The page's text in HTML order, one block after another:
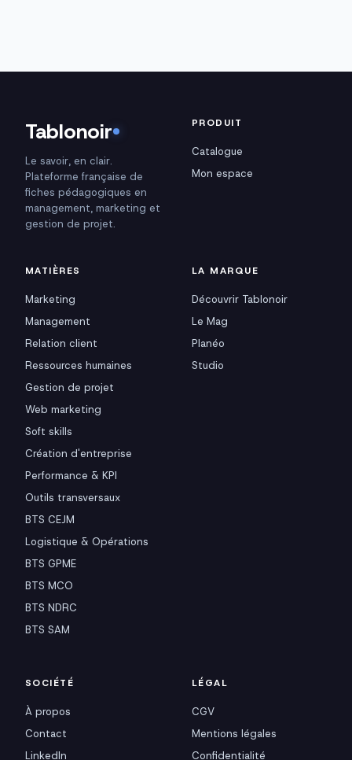
Tablonoir
Le savoir, en clair.
Plateforme française de
fiches pédagogiques en
management, marketing et
gestion de projet.
PRODUIT
Catalogue
Mon espace
MATIÈRES
Marketing
Management
Relation client
Ressources humaines
Gestion de projet
Web marketing
Soft skills
Création d'entreprise
Performance & KPI
Outils transversaux
BTS CEJM
Logistique & Opérations
BTS GPME
BTS MCO
BTS NDRC
BTS SAM
LA MARQUE
Découvrir Tablonoir
Le Mag
Planéo
Studio
SOCIÉTÉ
À propos
Contact
LinkedIn
LÉGAL
CGV
Mentions légales
Confidentialité